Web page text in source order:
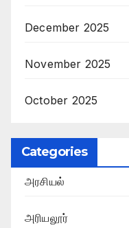
December 2025
November 2025
October 2025
Categories
அரசியல்
அரியலூர்